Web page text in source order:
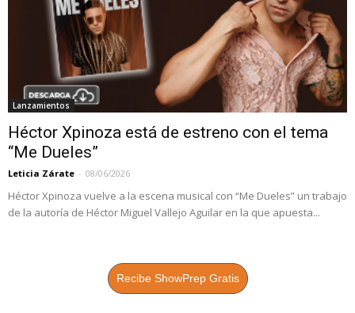
Lanzamientos
Héctor Xpinoza está de estreno con el tema
“Me Dueles”
Leticia Zárate - 08/06/2026
Héctor Xpinoza vuelve a la escena musical con “Me Dueles” un trabajo
de la autoría de Héctor Miguel Vallejo Aguilar en la que apuesta...
Recibe ShowPrep Gratis